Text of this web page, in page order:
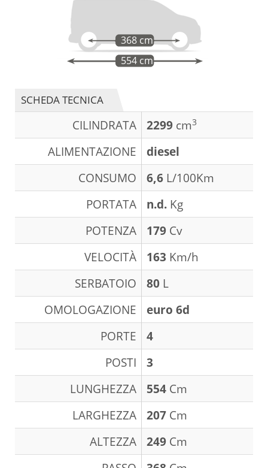
554 cm
368 cm
SCHEDA TECNICA
CILINDRATA 2299 cm3
ALIMENTAZIONE
diesel
CONSUMO
6,6 L/100Km
PORTATA
n.d. Kg
POTENZA
179 Cv
VELOCITÀ
163 Km/h
SERBATOIO
80 L
OMOLOGAZIONE
euro 6d
PORTE
4
POSTI
3
LUNGHEZZA
554 Cm
LARGHEZZA
207 Cm
ALTEZZA
249 Cm